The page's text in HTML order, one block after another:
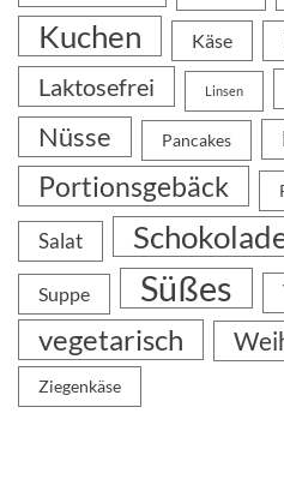
Kuchen Käse
Laktosefrei Linsen
Nüsse Pancakes
Portionsgebäck
Salat
Suppe Süßes
vegetarisch
Ziegenkäse